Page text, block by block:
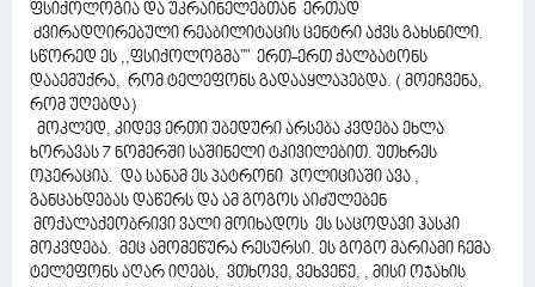
ფსიქოლოგია და უკრაინელებთან ერთად
ძვირადღირებული რეაბილიტაცის ცენტრი აქვს გახსნილი.
სწორედ ეს ,,ფსიქოლოგმა"" ერთ-ერთ ქალბატონს
დააემუქრა, რომ ტელეფონს გადააყლაპებდა. ( მოეჩვენა,
რომ უღებდა)
მოკლედ, კიდევ ერთი უბედური არსება კვდება ეხლა
ხორავას 7 ნომერში საშინელი ტკივილებით. უთხრეს
ოპერაცია. და სანამ ეს პატრონი პოლიციაში ავა ,
განცახდებას დაწერს და ამ გოგოს აიძულებენ
მოქალაქეობრივი ვალი მოიხადოს ეს საცოდავი ჰასკი
მოკვდება. მეც ამომეწურა რესურსი. ეს გოგო მარიამი ჩემა
ტელეფონს აღარ იღებს, ვთხოვე, ვეხვეწე, , მისი ოჯახის